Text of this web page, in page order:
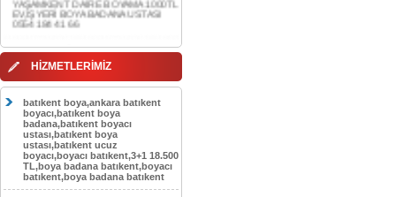
AKDERE DAİRE BOYAMA 1000TL
EV,İŞYERİ BOYA BADANA USTASI
CEBECİ DAİRE BOYAMA 1000TL
0554 184 41 66
HASKÖY DAİRE BOYAMA 1000TL
EV,İŞYERİ BOYA BADANA USTASI
0554 184 41 66
GÖLBAŞI DAİRE BOYAMA 1000TL
EV,İŞYERİ BOYA BADANA USTASI
0554 184 41 66
HİZMETLERİMİZ
batıkent boya,ankara batıkent
boyacı,batıkent boya
badana,batıkent boyacı
ustası,batıkent boya
ustası,batıkent ucuz
boyacı,boyacı batıkent,3+1 18.500
TL,boya badana batıkent,boyacı
batıkent,boya badana batıkent